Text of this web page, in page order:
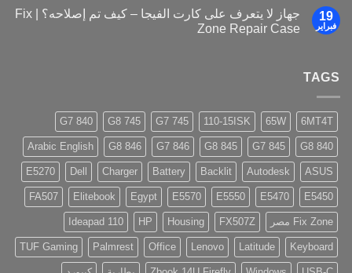
19
فبراير
جهاز لا يتعرف على كارت الفيجا – كيف تم إصلاحه؟ | Fix
Zone Repair Case
TAGS
6MT4T
65W
110-15ISK
745 G7
745 G8
840 G7
840 G8
845 G7
845 G8
846 G7
846 G8
Arabic English
ASUS
Autodesk
Backlit
Battery
Charger
Dell
E5270
E5450
E5470
E5550
E5570
Egypt
Elitebook
FA507
Fix Zone مصر FX507Z
Housing
HP
Ideapad 110
Keyboard
Latitude
Lenovo
Office
Palmrest
TUF Gaming